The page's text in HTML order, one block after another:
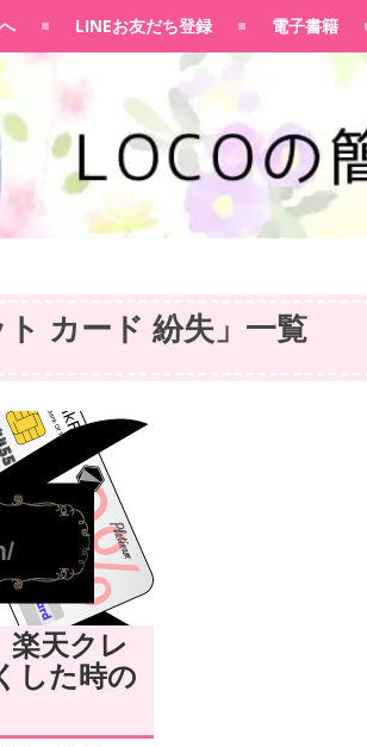
LINEお友だち登録 電子書籍
カード 紛失 」 一覧
楽天クレ
した時の